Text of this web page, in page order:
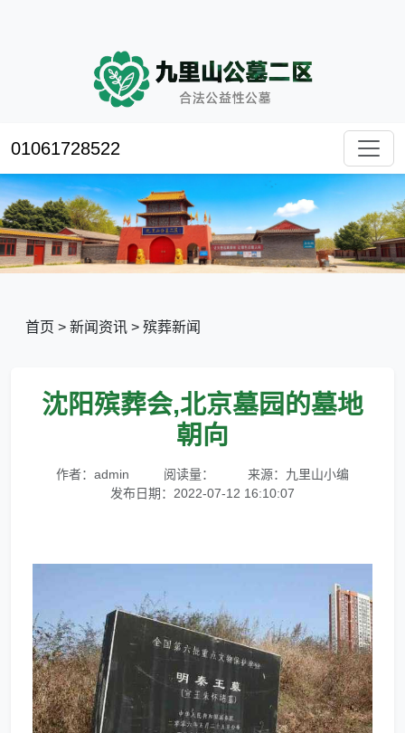
01061728522
首页 > 新闻资讯 > 殡葬新闻
沈阳殡葬会,北京墓园的墓地
朝向
作者：admin 阅读量：
来源：九里山小编
发布日期：2022-07-12 16:10:07